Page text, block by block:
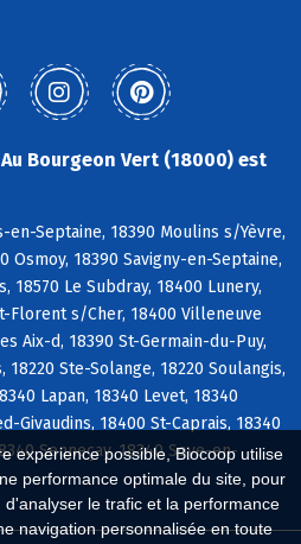
expérience possible, Biocoop utilise
performance optimale du site, pour
le trafic et la performance
navigation personnalisée en toute
Bourgeon Vert (18000) est
en-Septaine, 18390 Moulins s/Yèvre,
Osmoy, 18390 Savigny-en-Septaine,
18570 Le Subdray, 18400 Lunery,
Florent s/Cher, 18400 Villeneuve
Aix-d, 18390 St-Germain-du-Puy,
Ste-Solange, 18220 Soulangis,
Lapan, 18340 Levet, 18340
Givaudins, 18400 St-Caprais, 18340
Senneçay, 18340 Soye-en-